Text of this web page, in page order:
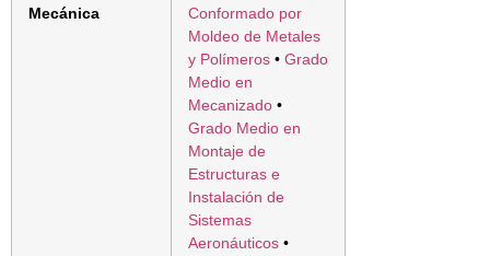
Mecánica
Conformado por
Moldeo de Metales
y Polímeros • Grado
Medio en
Mecanizado •
Grado Medio en
Montaje de
Estructuras e
Instalación de
Sistemas
Aeronáuticos •